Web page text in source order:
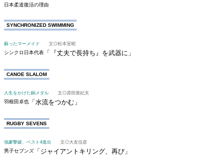
日本柔道復活の理由
SYNCHRONIZED SWIMMING
蘇ったマーメイド 文◎松本宣昭
シンクロ日本代表 「『丈夫で長持ち』を武器に」
CANOE SLALOM
人生をかけた銅メダル 文◎原田亜紀夫
羽根田卓也 「水流をつかむ」
RUGBY SEVENS
強豪撃破、ベスト4進出 文◎大友信彦
男子セブンズ 「ジャイアントキリング、再び」